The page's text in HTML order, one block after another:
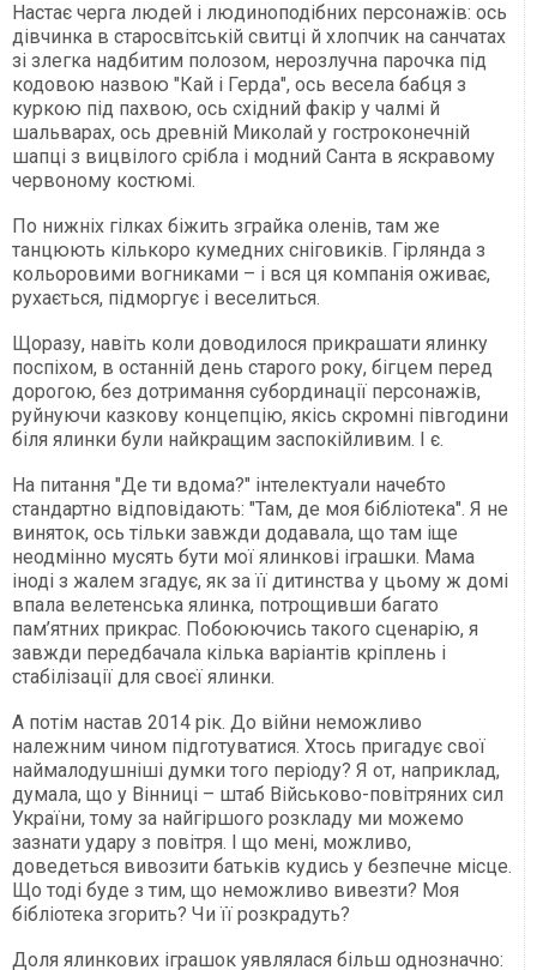
Настає черга людей і людиноподібних персонажів: ось
дівчинка в старосвітській свитці й хлопчик на санчатах
зі злегка надбитим полозом, нерозлучна парочка під
кодовою назвою "Кай і Герда", ось весела бабця з
куркою під пахвою, ось східний факір у чалмі й
шальварах, ось древній Миколай у гостроконечній
шапці з вицвілого срібла і модний Санта в яскравому
червоному костюмі.
По нижніх гілках біжить зграйка оленів, там же
танцюють кількоро кумедних сніговиків. Гірлянда з
кольоровими вогниками – і вся ця компанія оживає,
рухається, підморгує і веселиться.
Щоразу, навіть коли доводилося прикрашати ялинку
поспіхом, в останній день старого року, бігцем перед
дорогою, без дотримання субординації персонажів,
руйнуючи казкову концепцію, якісь скромні півгодини
біля ялинки були найкращим заспокійливим. І є.
На питання "Де ти вдома?" інтелектуали начебто
стандартно відповідають: "Там, де моя бібліотека". Я не
виняток, ось тільки завжди додавала, що там іще
неодмінно мусять бути мої ялинкові іграшки. Мама
іноді з жалем згадує, як за її дитинства у цьому ж домі
впала велетенська ялинка, потрощивши багато
пам’ятних прикрас. Побоюючись такого сценарію, я
завжди передбачала кілька варіантів кріплень і
стабілізації для своєї ялинки.
А потім настав 2014 рік. До війни неможливо
належним чином підготуватися. Хтось пригадує свої
наймалодушніші думки того періоду? Я от, наприклад,
думала, що у Вінниці – штаб Військово-повітряних сил
України, тому за найгіршого розкладу ми можемо
зазнати удару з повітря. І що мені, можливо,
доведеться вивозити батьків кудись у безпечне місце.
Що тоді буде з тим, що неможливо вивезти? Моя
бібліотека згорить? Чи її розкрадуть?
Доля ялинкових іграшок уявлялася більш однозначно: